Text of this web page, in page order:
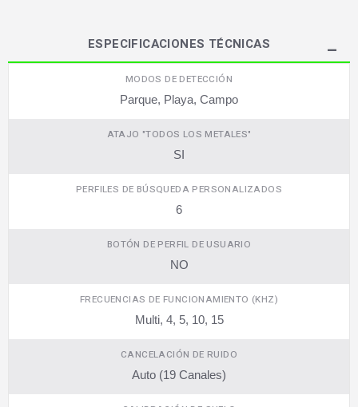
ESPECIFICACIONES TÉCNICAS
MODOS DE DETECCIÓN
Parque, Playa, Campo
ATAJO "TODOS LOS METALES"
SI
PERFILES DE BÚSQUEDA PERSONALIZADOS
6
BOTÓN DE PERFIL DE USUARIO
NO
FRECUENCIAS DE FUNCIONAMIENTO (KHZ)
Multi, 4, 5, 10, 15
CANCELACIÓN DE RUIDO
Auto (19 Canales)